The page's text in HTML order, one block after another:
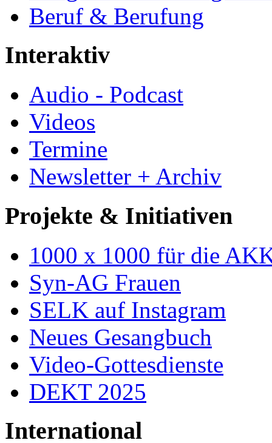
Beruf & Berufung
Interaktiv
Audio - Podcast
Videos
Termine
Newsletter + Archiv
Projekte & Initiativen
1000 x 1000 für die
Syn-AG Frauen
SELK auf Instagram
Neues Gesangbuch
Video-Gottesdienste
DEKT 2025
International